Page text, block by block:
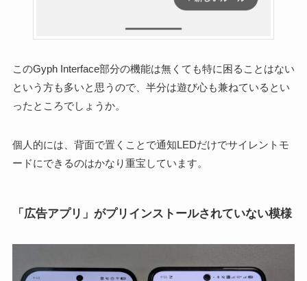
このGyph Interface部分の機能は無くても特に困ることはない
という方も多いと思うので、半分は遊び心も兼ねているとい
ったところでしょうか。
個人的には、背面で置くことで通知LEDだけでサイレントモ
ードにできるのはかなり重宝しています。
「広告アプリ」がプリインストールされていない模様